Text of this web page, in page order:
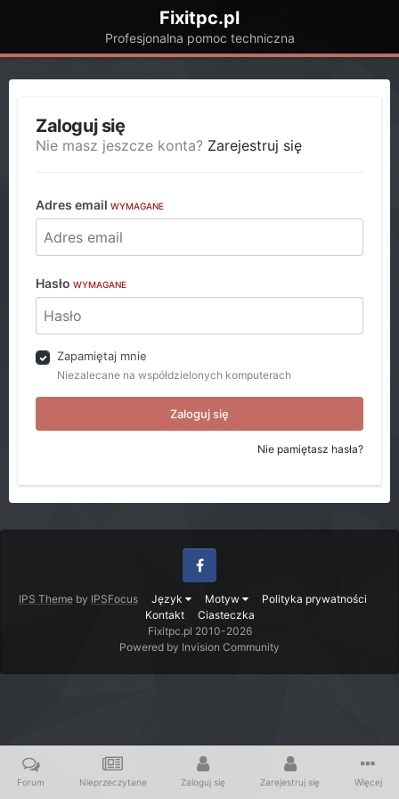
Fixitpc.pl
Profesjonalna pomoc techniczna
Zaloguj się
Nie masz jeszcze konta? Zarejestruj się
Adres email WYMAGANE
Hasło WYMAGANE
Zapamiętaj mnie
Niezalecane na współdzielonych komputerach
Zaloguj się
Nie pamiętasz hasła?
IPS Theme by IPSFocus Język Motyw
Polityka prywatności
Kontakt
Ciasteczka
Facebook
Fixitpc.pl 2010-2026
Powered by Invision Community
Forum Nieprzeczytane Zaloguj się Zarejestruj się Więcej